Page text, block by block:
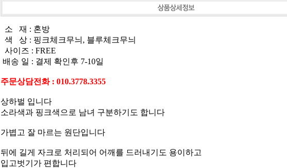
소 재 : 혼방
색 상 : 핑크체크무늬, 블루체크무늬
사이즈 : FREE
배송 일 : 결제 확인후 7-10일
주문상담전화 : 010.3778.3355
상하벌 입니다
소라색과 핑크색으로 남녀 구분하기도 합니다
가볍고 잘 마르는 원단입니다
뒤에 길게 자크로 처리되어 어깨를 드러내기도 용이하고
입고벗기가 편합니다